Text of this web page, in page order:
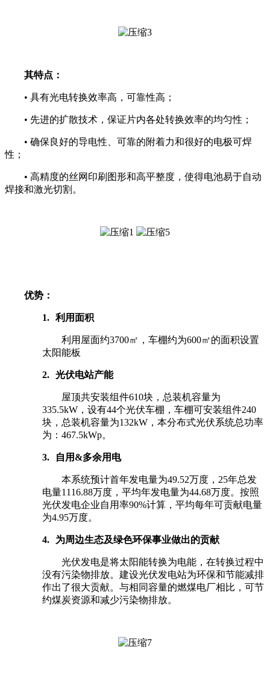
其特点 ：
• 具有光电转换效率高，可靠性高；
• 先进的扩散技术，保证片内各处转换效率的均匀性；
• 确保良好的导电性、可靠的附着力和很好的电极可焊
性；
• 高精度的丝网印刷图形和高平整度，使得电池易于自动
焊接和激光切割。
优势：
1. 利用面积
利用屋面约3700㎡，车棚约为600㎡的面积设置
太阳能板
2. 光伏电站产能
屋顶共安装组件610块，总装机容量为
335.5kW，设有44个光伏车棚，车棚可安装组件240
块，总装机容量为132kW，本分布式光伏系统总功率
为：467.5kWp。
3. 自用&多余用电
本系统预计首年发电量为49.52万度，25年总发
电量1116.88万度，平均年发电量为44.68万度。按照
光伏发电企业自用率90%计算，平均每年可贡献电量
为4.95万度。
4. 为周边生态及绿色环保事业做出的贡献
光伏发电是将太阳能转换为电能，在转换过程中
没有污染物排放。建设光伏发电站为环保和节能减排
作出了很大贡献。与相同容量的燃煤电厂相比，可节
约煤炭资源和减少污染物排放。